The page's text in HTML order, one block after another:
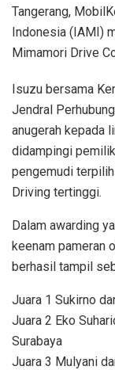
Tangerang,
Indonesia (IAMI)
Mimamori Drive
Isuzu bersama
Jendral
anugerah kepada
didampingi
pengemudi
Driving tertinggi.
Dalam awarding
keenam pameran
berhasil tampil
Juara 1 Sukirno
Juara 2 Eko
Surabaya
Juara 3 Mulyani